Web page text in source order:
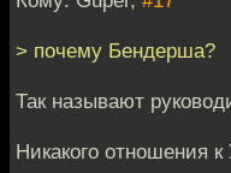
> почему Бендерша?
Так называют
Никакого отношения